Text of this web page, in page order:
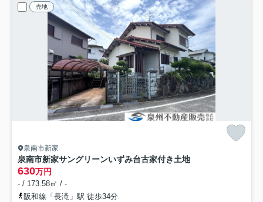
売地
泉南市新家
泉南市新家サングリーンいずみ台古家付き土地
630万円
- / 173.58㎡ / -
阪和線「長滝」駅 徒歩34分